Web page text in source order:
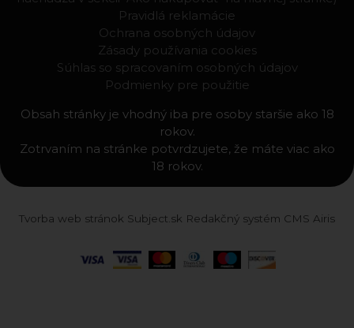
Pravidlá reklamácie
Ochrana osobných údajov
Zásady používania cookies
Súhlas so spracovaním osobných údajov
Podmienky pre použitie
Obsah stránky je vhodný iba pre osoby staršie ako 18
rokov.
Zotrvaním na stránke potvrdzujete, že máte viac ako
18 rokov.
Tvorba web stránok Subject.sk Redakčný systém CMS Airis